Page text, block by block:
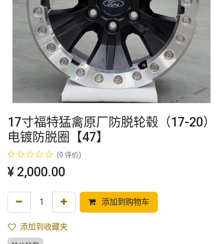
17寸福特猛禽原厂防脱轮毂（17-20）
电镀防脱圈【47】
(0 评价)
¥ 2,000.00
添加到购物车
添加到收藏夹